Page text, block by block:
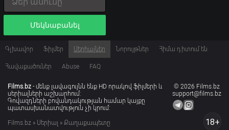
Մեկնաբանել
Գլխավոր Ֆիլմեր Սերիալներ Նորույթներ Հիմա դիտում են
Հավաքածուներ Abuse FAQ
© 2026 Films.bz
support@films.bz
18+
Films.bz - մենք լավագույնն ենք HD որակով ֆիլմերի և
սերիալների աշխարհում:
Գովազդների բովանդակության համար կայքը
պատասխանատվություն չի կրում:
Films.bz » Սերիալ » Քաղաքապետը